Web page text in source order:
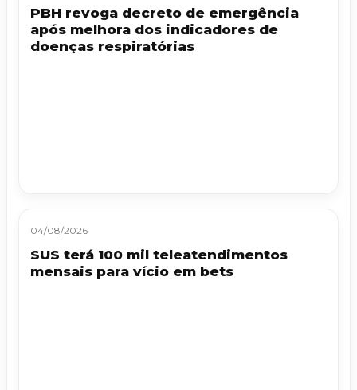
PBH revoga decreto de emergência
após melhora dos indicadores de
doenças respiratórias
04/08/2026
SUS terá 100 mil teleatendimentos
mensais para vício em bets